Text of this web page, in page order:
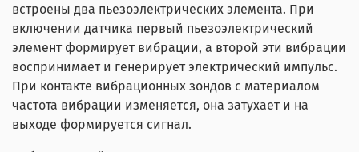
встроены два пьезоэлектрических элемента. При
включении датчика первый пьезоэлектрический
элемент формирует вибрации, а второй эти вибрации
воспринимает и генерирует электрический импульс.
При контакте вибрационных зондов с материалом
частота вибрации изменяется, она затухает и на
выходе формируется сигнал.